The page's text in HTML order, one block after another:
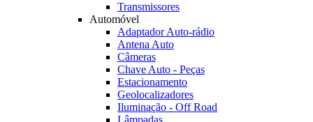
Transmissores
Automóvel
Adaptador Auto-rádio
Antena Auto
Câmeras
Chave Auto - Peças
Estacionamento
Geolocalizadores
Iluminação - Off Road
Lâmpadas